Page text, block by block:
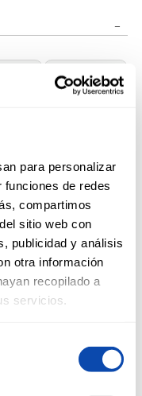
para personalizar
de redes
compartimos
sitio web con
publicidad y análisis
otra información
recopilado a
servicios.
Utilización
(Madrid) España